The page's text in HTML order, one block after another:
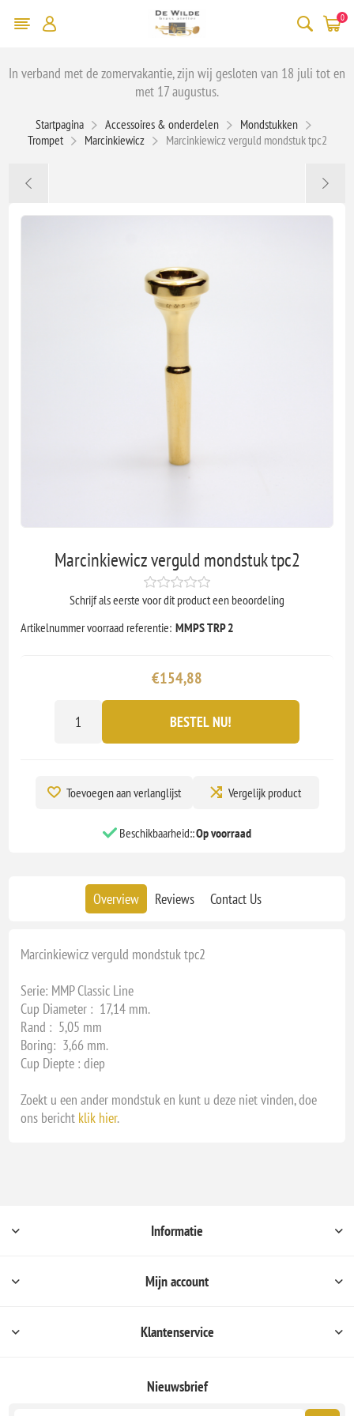
0
In verband met de zomervakantie, zijn wij gesloten van 18 juli tot en
met 17 augustus.
Startpagina Accessoires & onderdelen
Mondstukken
Trompet
Marcinkiewicz Marcinkiewicz verguld mondstuk tpc2
Marcinkiewicz verguld mondstuk tpc2
Schrijf als eerste voor dit product een beoordeling
Artikelnummer voorraad referentie: MMPS TRP 2
€154,88
BESTEL NU!
Toevoegen aan verlanglijst Vergelijk product
Beschikbaarheid::Op voorraad
Overview Reviews Contact Us
Marcinkiewicz verguld mondstuk tpc2
Serie: MMP Classic Line
Cup Diameter : 17,14 mm.
Rand : 5,05 mm
Boring: 3,66 mm.
Cup Diepte : diep
Zoekt u een ander mondstuk en kunt u deze niet vinden, doe
ons bericht klik hier.
Informatie
Mijn account
Klantenservice
Nieuwsbrief